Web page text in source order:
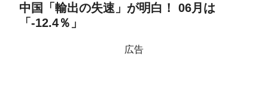
中国「輸出の失速」が明白！ 06月は
「-12.4％」
広告